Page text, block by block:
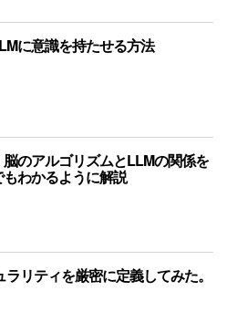
に意識を持たせる方法
脳のアルゴリズムとLLMの関係を
わかるように解説
ラリティを厳密に定義してみた。